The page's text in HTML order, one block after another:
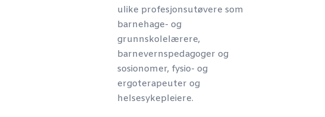
ulike profesjonsutøvere som
barnehage- og
grunnskolelærere,
barnevernspedagoger og
sosionomer, fysio- og
ergoterapeuter og
helsesykepleiere.